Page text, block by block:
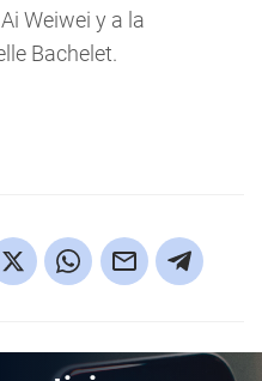
Weiwei y a la
Bachelet.